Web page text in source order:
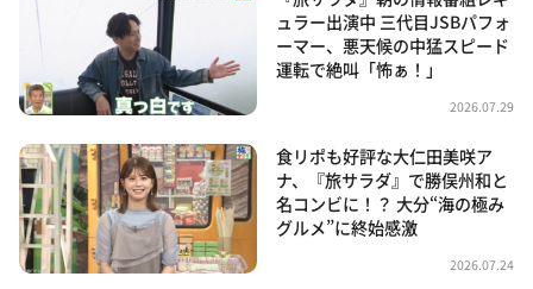
ュラー出演中 三代目JSBパフォ
ーマー、悪天候の中猛スピード
運転で絶叫「怖ぁ！」
2026.07.29
食リポも好評な大仁田美咲ア
ナ、『旅サラダ』で勝俣州和と
名コンビに！？ 大分“海の極み
グルメ”に終始感激
2026.07.24